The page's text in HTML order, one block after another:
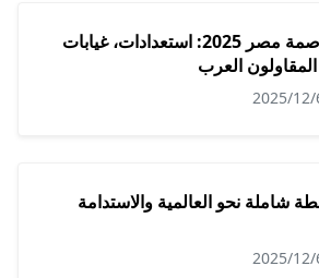
الزمالك وكأس عاصمة مصر 2025: استعدادات، غيابات
العرب
2025/12/
شاملة نحو العالمية والاستدامة
2025/12/